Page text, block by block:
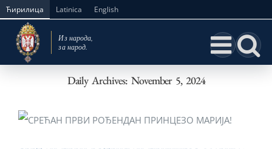
Skip
content
Ћирилица Latinica English
Daily Archives: November 5, 2024
СРЕЋАН ПРВИ РОЂЕНДАН ПРИНЦЕЗО